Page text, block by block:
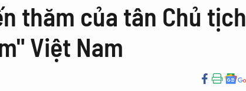
thăm của tân Chủ tịch
Việt Nam